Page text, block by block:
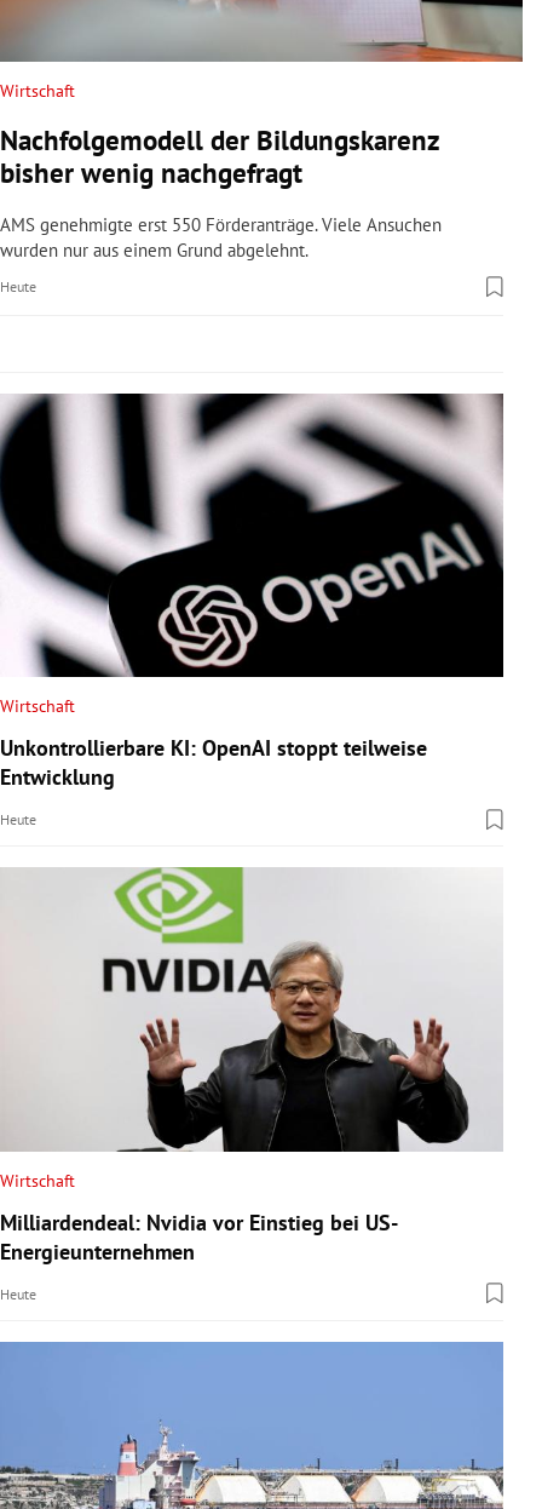
Untermenü
Untermenü
Untermenü
Untermenü
Wirtschaft
Nachfolgemodell der Bildungskarenz
bisher wenig nachgefragt
AMS genehmigte erst 550 Förderanträge. Viele Ansuchen
wurden nur aus einem Grund abgelehnt.
Heute
Wirtschaft
Unkontrollierbare KI: OpenAI stoppt teilweise
Entwicklung
Heute
Wirtschaft
Milliardendeal: Nvidia vor Einstieg bei US-
Energieunternehmen
Heute